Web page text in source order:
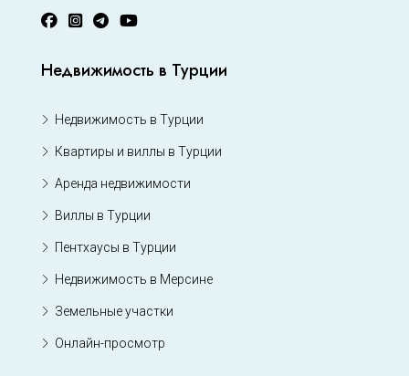
Недвижимость в Турции
Недвижимость в Турции
Квартиры и виллы в Турции
Аренда недвижимости
Виллы в Турции
Пентхаусы в Турции
Недвижимость в Мерсине
Земельные участки
Онлайн-просмотр